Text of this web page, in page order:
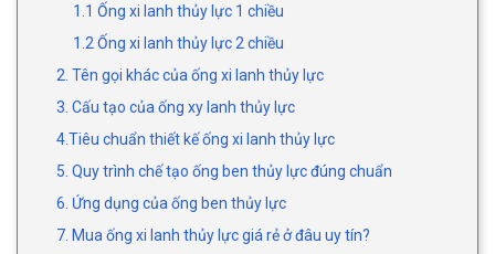
1.1 Ống xi lanh thủy lực 1 chiều
1.2 Ống xi lanh thủy lực 2 chiều
2. Tên gọi khác của ống xi lanh thủy lực
3. Cấu tạo của ống xy lanh thủy lực
4.Tiêu chuẩn thiết kế ống xi lanh thủy lực
5. Quy trình chế tạo ống ben thủy lực đúng chuẩn
6. Ứng dụng của ống ben thủy lực
7. Mua ống xi lanh thủy lực giá rẻ ở đâu uy tín?